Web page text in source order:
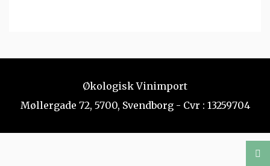
Økologisk Vinimport
Møllergade 72, 5700, Svendborg - Cvr : 13259704